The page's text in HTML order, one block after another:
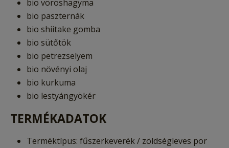
bio vöröshagyma
bio paszternák
bio shiitake gomba
bio sütőtök
bio petrezselyem
bio növényi olaj
bio kurkuma
bio lestyángyökér
TERMÉKADATOK
Terméktípus: fűszerkeverék / zöldségleves por